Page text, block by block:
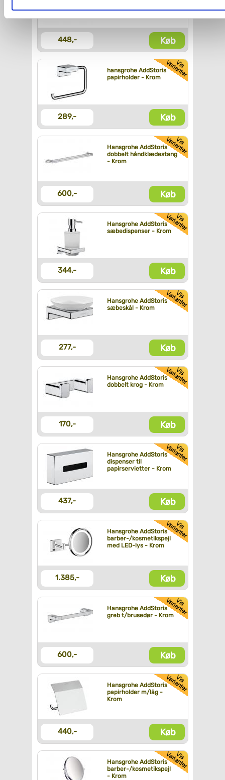
Du kan se mere om, hvordan vi behandler dine
personoplysninger, ved at klikke
448,- Køb
hansgrohe AddStoris
papirholder - Krom
289,- Køb
Hansgrohe AddStoris
dobbelt håndklædestang
- Krom
600,- Køb
Hansgrohe AddStoris
sæbedispenser - Krom
344,- Køb
Hansgrohe AddStoris
sæbeskål - Krom
277,- Køb
Hansgrohe AddStoris
dobbelt krog - Krom
170,- Køb
Hansgrohe AddStoris
dispenser til
papirservietter - Krom
437,- Køb
Hansgrohe AddStoris
barber-/kosmetikspejl
med LED-lys - Krom
1.385,- Køb
Hansgrohe AddStoris
greb t/brusedør - Krom
600,- Køb
Hansgrohe AddStoris
papirholder m/låg -
Krom
440,- Køb
Hansgrohe AddStoris
barber-/kosmetikspejl
- Krom